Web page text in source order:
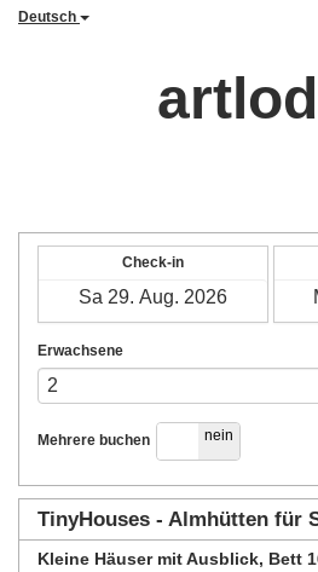
Deutsch
Check-in
Erwachsene
Mehrere buchen
ja nein
TinyHouses - Almhütten für
Kleine Häuser mit Ausblick, Bett